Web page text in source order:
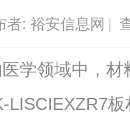
者: 裕安信息网 |
学领域中，
LISCIEXZR7